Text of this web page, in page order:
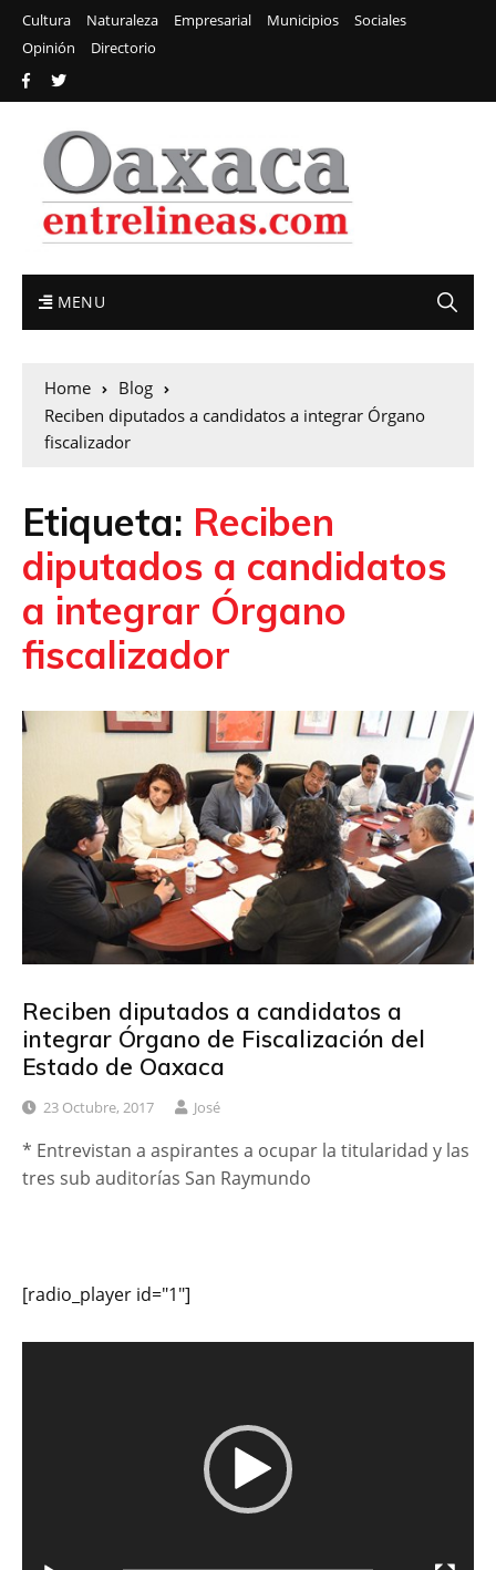
Cultura Naturaleza Empresarial Municipios
Sociales
Opinión
Directorio
MENU
Home
Blog
Reciben diputados a candidatos a integrar Órgano
fiscalizador
Etiqueta: Reciben
diputados a candidatos
a integrar Órgano
fiscalizador
Reciben diputados a candidatos a
integrar Órgano de Fiscalización del
Estado de Oaxaca
23 Octubre, 2017 José
* Entrevistan a aspirantes a ocupar la titularidad y las
tres sub auditorías San Raymundo
[radio_player id="1"]